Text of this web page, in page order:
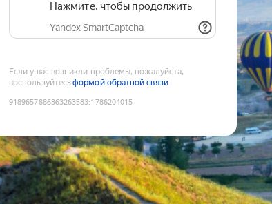
Нажмите, чтобы продолжить
Yandex SmartCaptcha
Если у вас возникли проблемы, пожалуйста,
воспользуйтесьформой обратной связи
9189657886363263583:1786204015